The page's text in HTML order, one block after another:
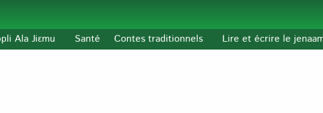
Ala Jiɛmu Santé Contes traditionnels Lire et écrire le